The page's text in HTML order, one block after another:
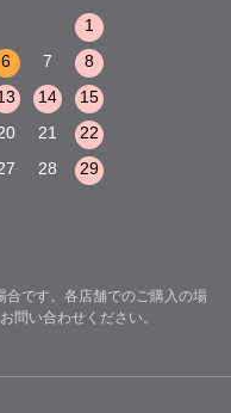
1
6 7
8
14
15
21
22
28
29
です。各店舗でのご購入の場
問い合わせください。